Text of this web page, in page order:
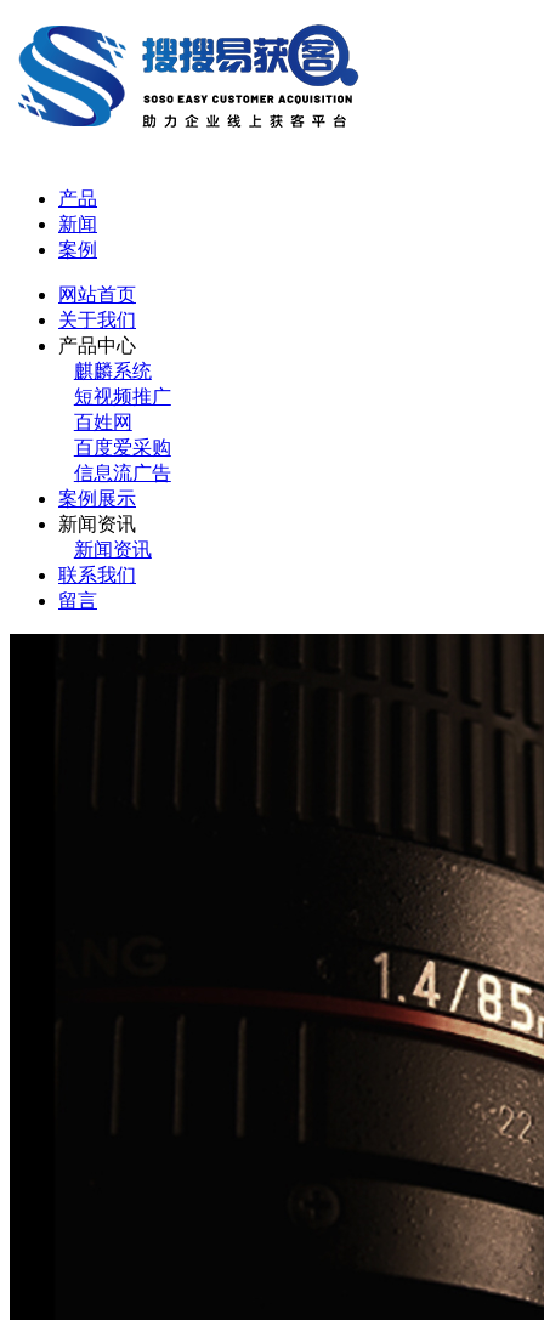
产品
新闻
案例
网站首页
关于我们
产品中心
麒麟系统
短视频推广
百姓网
百度爱采购
信息流广告
案例展示
新闻资讯
新闻资讯
联系我们
留言